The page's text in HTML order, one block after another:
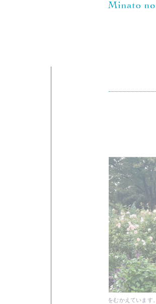
いにくの雨模様でしたが、バラは見ごろをむかえています。